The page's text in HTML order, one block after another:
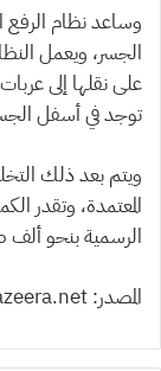
وساعد نظام الرفع
الجسر، ويعمل
على نقلها إلى
توجد في أسفل
ويتم بعد ذلك
المعتمدة، وتقدر
الرسمية بنحو
المصدر: aljazeera.net